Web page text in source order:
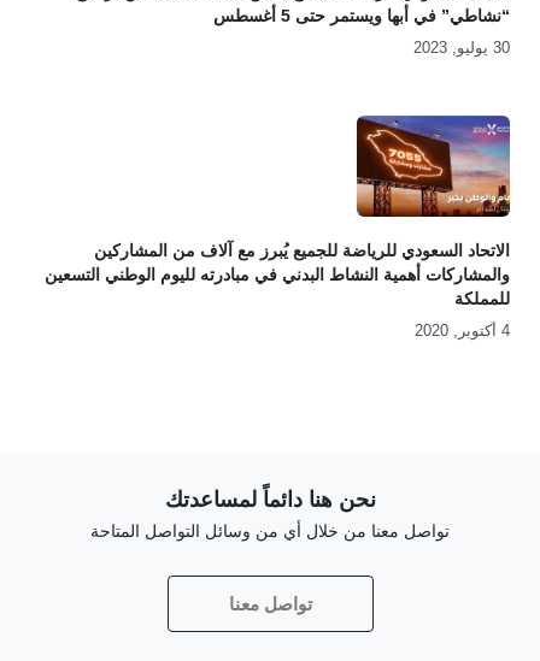
“نشاطي” في أبها ويستمر حتى 5 أغسطس
30 يوليو, 2023
الاتحاد السعودي للرياضة للجميع يُبرز مع آلاف من المشاركين
والمشاركات أهمية النشاط البدني في مبادرته لليوم الوطني التسعين
للمملكة
4 أكتوبر, 2020
نحن هنا دائماً لمساعدتك
تواصل معنا من خلال أي من وسائل التواصل المتاحة
تواصل معنا